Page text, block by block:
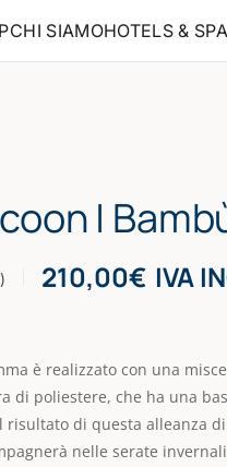
CHI SIAMOHOTELS &
|
210,00€ IVA
è realizzato con una
di poliestere, che ha una
risultato di questa alleanza di
nelle serate